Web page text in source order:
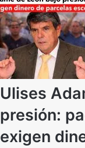
Ulises
presión:
exigen